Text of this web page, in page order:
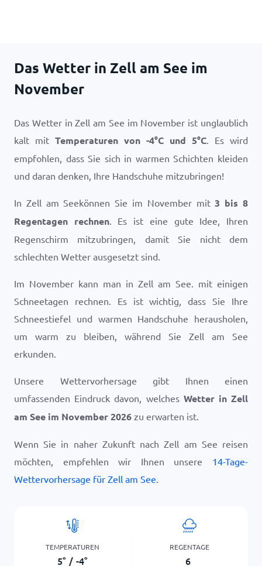
Das Wetter in Zell am See im
November
Das Wetter in Zell am See im November ist unglaublich
kalt mit Temperaturen von -4°C und 5°C. Es wird
empfohlen, dass Sie sich in warmen Schichten kleiden
und daran denken, Ihre Handschuhe mitzubringen!
In Zell am Seekönnen Sie im November mit3 bis 8
Regentagen rechnen. Es ist eine gute Idee, Ihren
Regenschirm mitzubringen, damit Sie nicht dem
schlechten Wetter ausgesetzt sind.
Im November kann man in Zell am See. mit einigen
Schneetagen rechnen. Es ist wichtig, dass Sie Ihre
Schneestiefel und warmen Handschuhe herausholen,
um warm zu bleiben, während Sie Zell am See
erkunden.
Unsere Wettervorhersage gibt Ihnen einen
umfassenden Eindruck davon, welches Wetter in Zell
am See im November 2026 zu erwarten ist.
Wenn Sie in naher Zukunft nach Zell am See reisen
möchten, empfehlen wir Ihnen unsere 14-Tage-
Wettervorhersage für Zell am See.
TEMPERATUREN
5° / -4°
REGENTAGE
6